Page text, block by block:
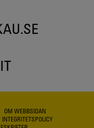
OM WEBBSIDAN
INTEGRITETSPOLICY